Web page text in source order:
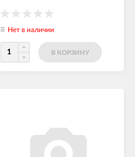
Нет в наличии
В КОРЗИНУ